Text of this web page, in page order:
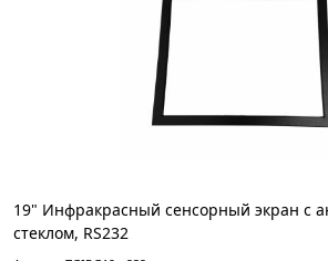
19" Инфракрасный сенсорный экран с
стеклом, RS232